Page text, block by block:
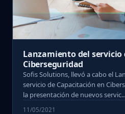
Lanzamiento del servicio
Ciberseguridad
Sofis Solutions, llevó a cabo el
servicio de Capacitación en
la presentación de nuevos
11/05/2021